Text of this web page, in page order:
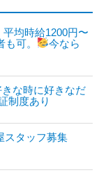
均時給1200円〜
可。
今なら
な時に好きなだ
制度あり
スタッフ募集